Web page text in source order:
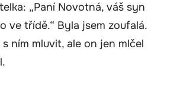
„Paní Novotná, váš syn
ve třídě.“ Byla jsem zoufalá.
s ním mluvit, ale on jen mlčel